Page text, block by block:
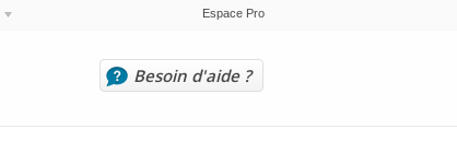
Espace Pro
Besoin d'aide ?